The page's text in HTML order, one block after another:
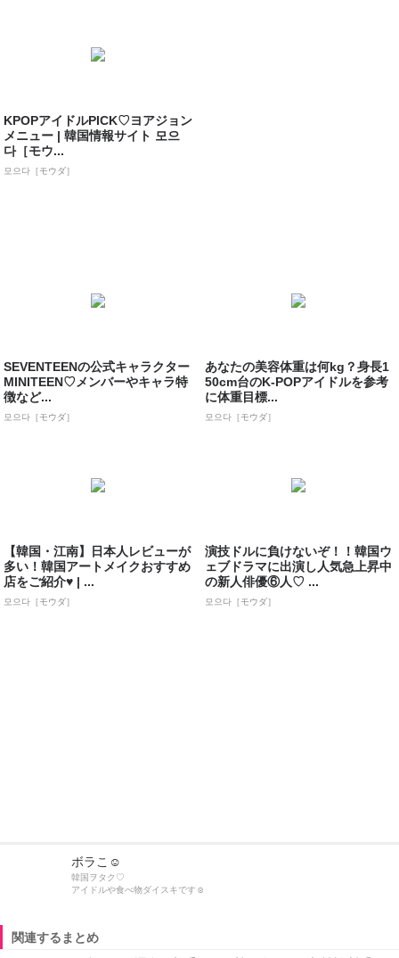
KPOPアイドルPICK♡ヨアジョン
メニュー | 韓国情報サイト 모으
다［モウ...
모으다［モウダ］
SEVENTEENの公式キャラクター
MINITEEN♡メンバーやキャラ特
徴など...
모으다［モウダ］
あなたの美容体重は何kg？身長1
50cm台のK-POPアイドルを参考
に体重目標...
모으다［モウダ］
【韓国・江南】日本人レビューが
多い！韓国アートメイクおすすめ
店をご紹介♥ | ...
모으다［モウダ］
演技ドルに負けないぞ！！韓国ウ
ェブドラマに出演し人気急上昇中
の新人俳優⑥人♡ ...
모으다［モウダ］
ボラこ☺︎
韓国ヲタク♡
アイドルや食べ物ダイスキです☺︎
関連するまとめ